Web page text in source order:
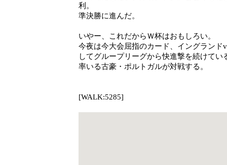
利。
準決勝に進んだ。
いやー、これだからＷ杯はおもしろい。
今夜は今大会屈指のカード、イングラン
してグループリーグから快進撃を続けて
率いる古豪・ポルトガルが対戦する。
[WALK:5285]